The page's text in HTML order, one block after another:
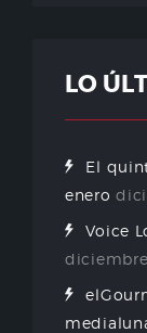
LO
El
enero
Voice